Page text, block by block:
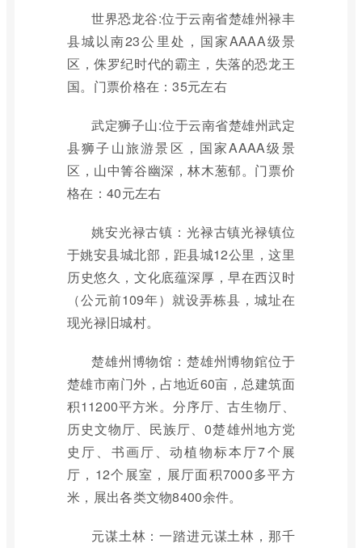
世界恐龙谷:位于云南省楚雄州禄丰
县城以南23公里处，国家AAAA级景
区，侏罗纪时代的霸主，失落的恐龙王
国。门票价格在：35元左右
武定狮子山:位于云南省楚雄州武定
县狮子山旅游景区，国家AAAA级景
区，山中箐谷幽深，林木葱郁。门票价
格在：40元左右
姚安光禄古镇：光禄古镇光禄镇位
于姚安县城北部，距县城12公里，这里
历史悠久，文化底蕴深厚，早在西汉时
（公元前109年）就设弄栋县，城址在
现光禄旧城村。
楚雄州博物馆：楚雄州博物錧位于
楚雄市南门外，占地近60亩，总建筑面
积11200平方米。分序厅、古生物厅、
历史文物厅、民族厅、0楚雄州地方党
史厅、书画厅、动植物标本厅7个展
厅，12个展室，展厅面积7000多平方
米，展出各类文物8400余件。
元谋土林：一踏进元谋土林，那千